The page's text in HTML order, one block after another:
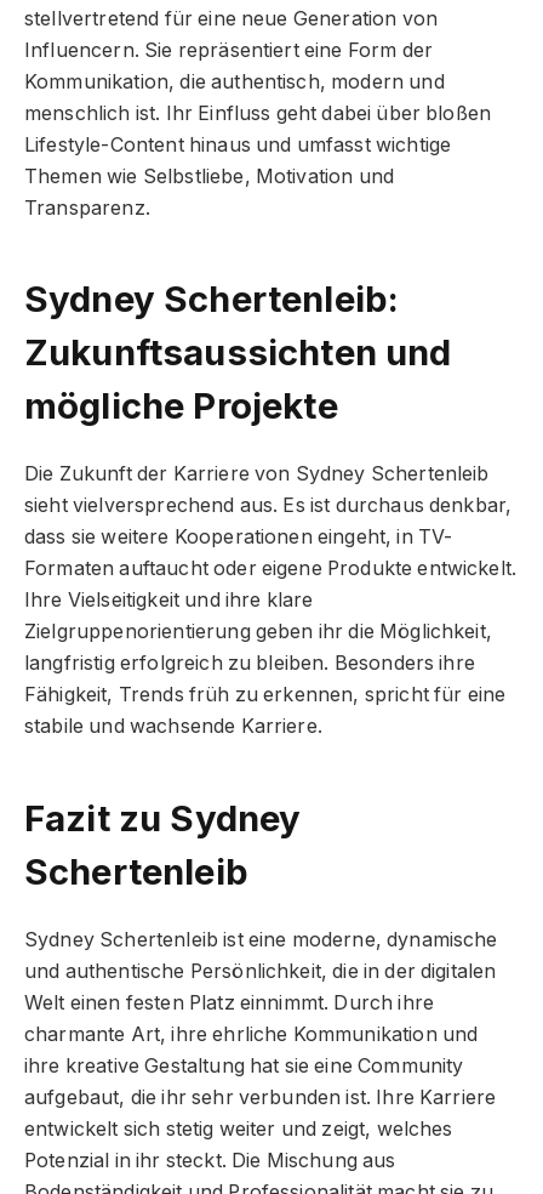
stellvertretend für eine neue Generation von
Influencern. Sie repräsentiert eine Form der
Kommunikation, die authentisch, modern und
menschlich ist. Ihr Einfluss geht dabei über bloßen
Lifestyle-Content hinaus und umfasst wichtige
Themen wie Selbstliebe, Motivation und
Transparenz.
Sydney Schertenleib:
Zukunftsaussichten und
mögliche Projekte
Die Zukunft der Karriere von Sydney Schertenleib
sieht vielversprechend aus. Es ist durchaus denkbar,
dass sie weitere Kooperationen eingeht, in TV-
Formaten auftaucht oder eigene Produkte entwickelt.
Ihre Vielseitigkeit und ihre klare
Zielgruppenorientierung geben ihr die Möglichkeit,
langfristig erfolgreich zu bleiben. Besonders ihre
Fähigkeit, Trends früh zu erkennen, spricht für eine
stabile und wachsende Karriere.
Fazit zu Sydney
Schertenleib
Sydney Schertenleib ist eine moderne, dynamische
und authentische Persönlichkeit, die in der digitalen
Welt einen festen Platz einnimmt. Durch ihre
charmante Art, ihre ehrliche Kommunikation und
ihre kreative Gestaltung hat sie eine Community
aufgebaut, die ihr sehr verbunden ist. Ihre Karriere
entwickelt sich stetig weiter und zeigt, welches
Potenzial in ihr steckt. Die Mischung aus